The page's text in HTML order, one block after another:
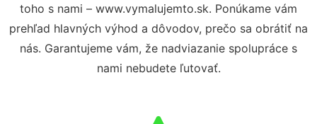
toho s nami – www.vymalujemto.sk. Ponúkame vám
prehľad hlavných výhod a dôvodov, prečo sa obrátiť na
nás. Garantujeme vám, že nadviazanie spolupráce s
nami nebudete ľutovať.